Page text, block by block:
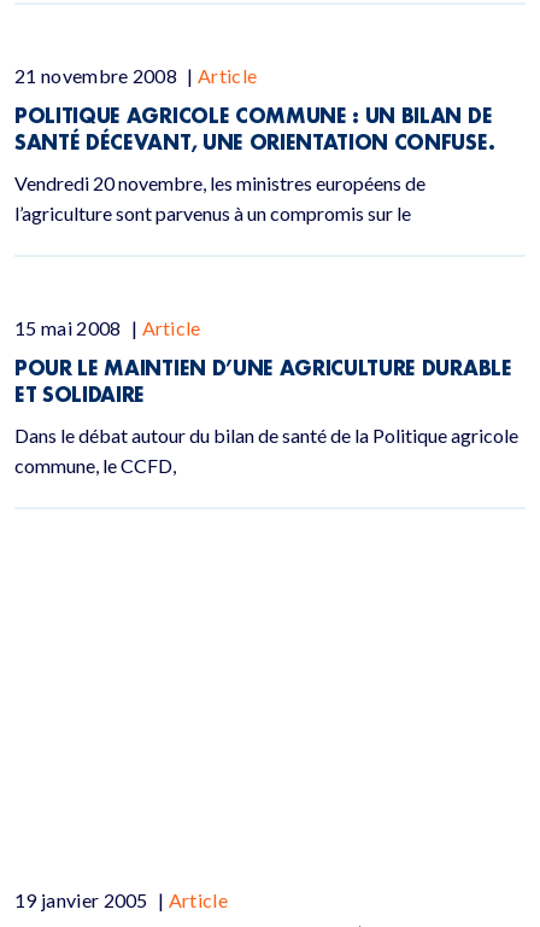
21 novembre 2008 | Article
POLITIQUE AGRICOLE COMMUNE : UN BILAN DE
SANTÉ DÉCEVANT, UNE ORIENTATION CONFUSE.
Vendredi 20 novembre, les ministres européens de
l’agriculture sont parvenus à un compromis sur le
15 mai 2008 | Article
POUR LE MAINTIEN D’UNE AGRICULTURE DURABLE
ET SOLIDAIRE
Dans le débat autour du bilan de santé de la Politique agricole
commune, le CCFD,
19 janvier 2005 | Article